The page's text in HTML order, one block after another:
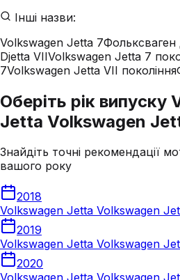
Інші назви:
Volkswagen Jetta 7
Djetta VIIVolkswagen Jetta 7
7Volkswagen Jetta VII покоління
Оберіть рік випуску
Jetta Volkswagen
Знайдіть точні рекомендації
вашого року
2018
Volkswagen Jetta Volkswagen
2019
Volkswagen Jetta Volkswagen
2020